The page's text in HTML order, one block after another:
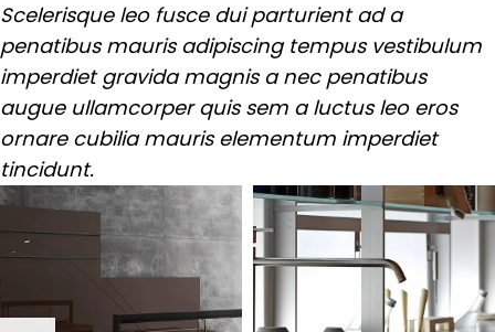
Scelerisque leo fusce dui parturient ad a
penatibus mauris adipiscing tempus vestibulum
imperdiet gravida magnis a nec penatibus
augue ullamcorper quis sem a luctus leo eros
ornare cubilia mauris elementum imperdiet
tincidunt.